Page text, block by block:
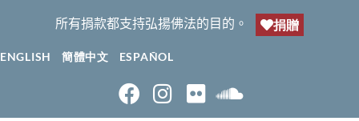
所有捐款都支持弘揚佛法的目的。 捐贈
ENGLISH 簡體中文 ESPAÑOL